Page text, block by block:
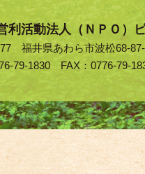
利活動法人（ＮＰＯ）
福井県あわら市波松68-
79-1830 FAX：0776-79-